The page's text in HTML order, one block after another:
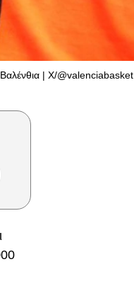
| X/@valenciabasket